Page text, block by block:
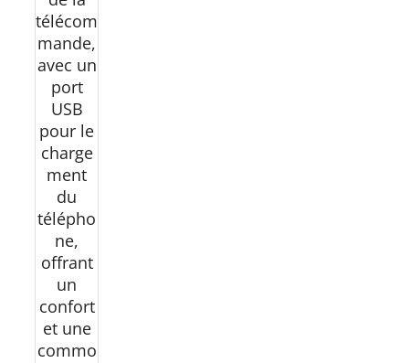
télécom
mande,
avec un
port
USB
pour le
charge
ment
du
télépho
ne,
offrant
un
confort
et une
commo